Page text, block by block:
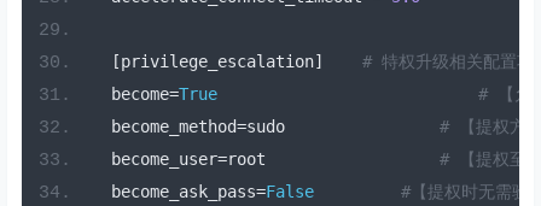
[privilege_escalation]
# 特权升级相关配置项
  become
=True
# 【允
  become_method
=sudo # 【提权方
  become_user
=root # 【提权至
  become_ask_pass
=False #【提权时无需验